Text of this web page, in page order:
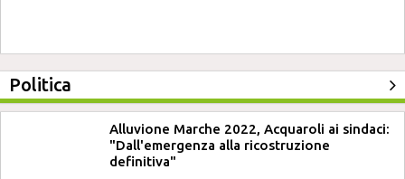
Politica
Alluvione Marche 2022, Acquaroli ai sindaci:
"Dall'emergenza alla ricostruzione
definitiva"